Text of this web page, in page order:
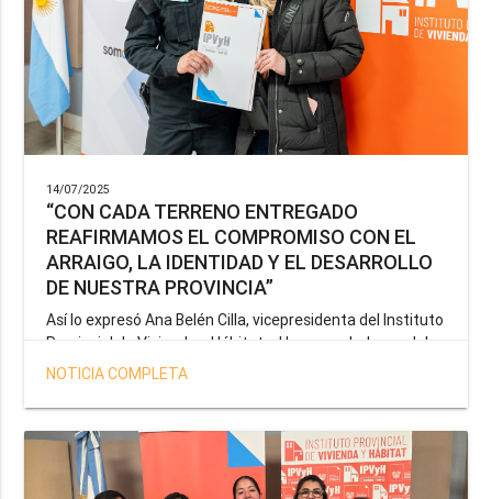
14/07/2025
“CON CADA TERRENO ENTREGADO
REAFIRMAMOS EL COMPROMISO CON EL
ARRAIGO, LA IDENTIDAD Y EL DESARROLLO
DE NUESTRA PROVINCIA”
Así lo expresó Ana Belén Cilla, vicepresidenta del Instituto
Provincial de Vivienda y Hábitat, al hacer un balance del
trabajo del organismo en el marco de la operatoria
salud y seguridad impulsada por el gobernador Gustavo
Melella.
NOTICIA COMPLETA